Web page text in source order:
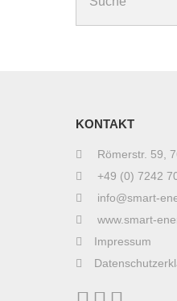
nach:
KONTAKT
Römerstr. 59,
+49 (0) 7242
info@smart-
www.smart-
Impressum